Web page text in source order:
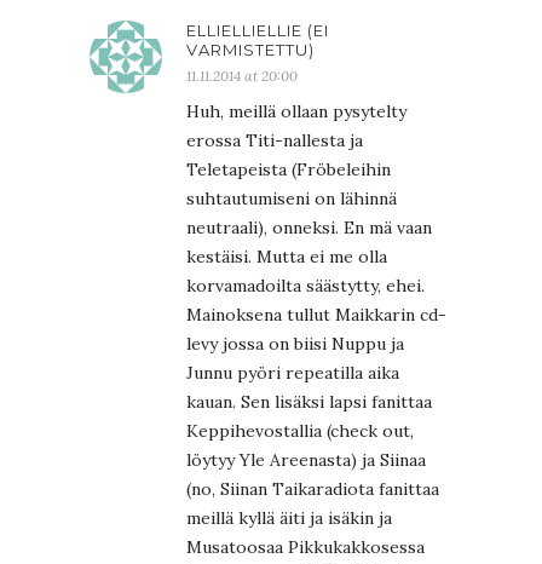
ELLIELLIELLIE (EI
VARMISTETTU)
11.11.2014 at 20:00
Huh, meillä ollaan pysytelty
erossa Titi-nallesta ja
Teletapeista (Fröbeleihin
suhtautumiseni on lähinnä
neutraali), onneksi. En mä vaan
kestäisi. Mutta ei me olla
korvamadoilta säästytty, ehei.
Mainoksena tullut Maikkarin cd-
levy jossa on biisi Nuppu ja
Junnu pyöri repeatilla aika
kauan. Sen lisäksi lapsi fanittaa
Keppihevostallia (check out,
löytyy Yle Areenasta) ja Siinaa
(no, Siinan Taikaradiota fanittaa
meillä kyllä äiti ja isäkin ja
Musatoosaa Pikkukakkosessa